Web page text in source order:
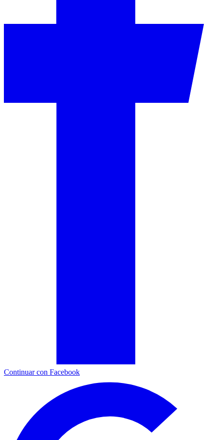
Continuar con Facebook